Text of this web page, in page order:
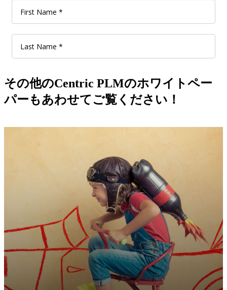
その他のCentric PLMのホワイトペー
パーもあわせてご覧ください！